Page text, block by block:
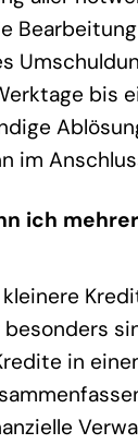
bis
im
ich
in